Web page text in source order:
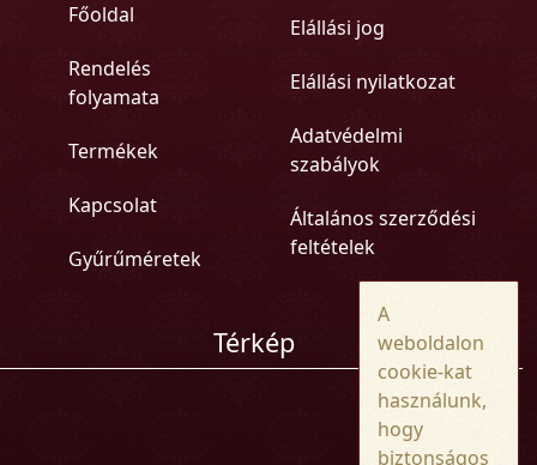
Főoldal
Rendelés
folyamata
Termékek
Kapcsolat
Gyűrűméretek
Elállási jog
Elállási nyilatkozat
Adatvédelmi
szabályok
Általános szerződési
feltételek
Térkép
A
weboldalon
cookie-kat
használunk,
hogy
biztonságos